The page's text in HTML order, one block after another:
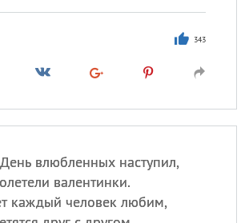
343
влюбленных наступил,
валентинки.
каждый человек любим,